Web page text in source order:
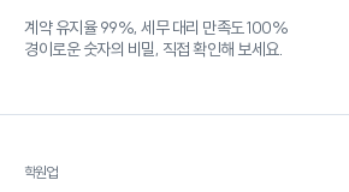
계약 유지율 99%, 세무 대리 만족도 100%
경이로운 숫자의 비밀, 직접 확인해 보세요.
학원업